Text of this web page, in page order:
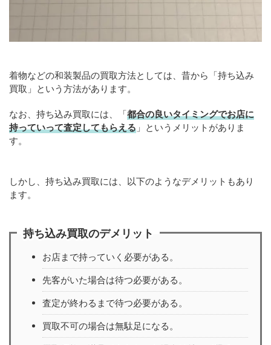
着物などの和装製品の買取方法としては、昔から「持ち込み
買取」という方法があります。
なお、持ち込み買取には、「都合の良いタイミングでお店に
持っていって査定してもらえる 」というメリットがありま
す。
しかし、持ち込み買取には、以下のようなデメリットもあり
ます。
持ち込み買取のデメリット
お店まで持っていく必要がある。
先客がいた場合は待つ必要がある。
査定が終わるまで待つ必要がある。
買取不可の場合は無駄足になる。